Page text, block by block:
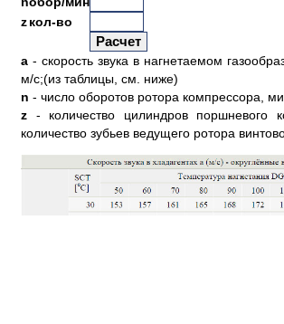
zкол-во
a - скорость звука в нагнетаемом
м/с;(из таблицы, см. ниже)
n - число оборотов ротора компрессора,
z - количество цилиндров поршневого
количество зубьев ведущего ротора